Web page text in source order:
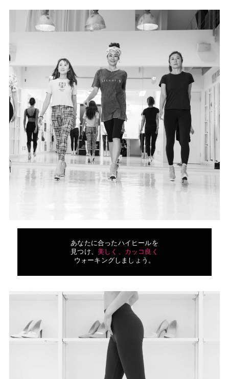
あなたに合ったハイヒールを
見つけ、 美しく、カッコ良く
ウォーキングしましょう。